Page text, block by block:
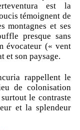
est la
témoignent de
montagnes et ses
presque sans
évocateur (« vent
et son paysage.
rappellent le
de colonisation
le contraste
et la splendeur